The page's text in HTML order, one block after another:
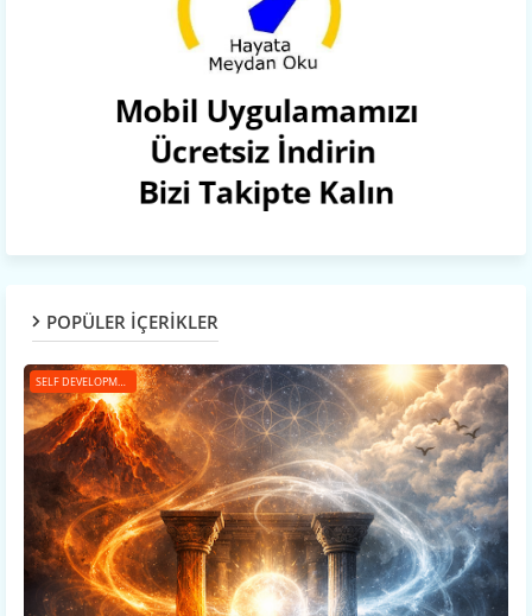
POPÜLER İÇERİKLER
SELF DEVELOPMENT